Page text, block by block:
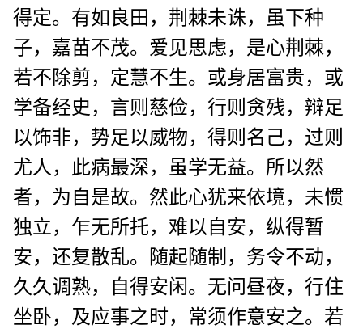
得定。有如良田，荆棘未诛，虽下种
子，嘉苗不茂。爱见思虑，是心荆棘，
若不除剪，定慧不生。或身居富贵，或
学备经史，言则慈俭，行则贪残，辩足
以饰非，势足以威物，得则名己，过则
尤人，此病最深，虽学无益。所以然
者，为自是故。然此心犹来依境，未惯
独立，乍无所托，难以自安，纵得暂
安，还复散乱。随起随制，务令不动，
久久调熟，自得安闲。无问昼夜，行住
坐卧，及应事之时，常须作意安之。若